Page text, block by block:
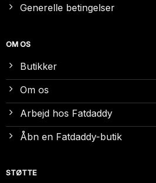
Generelle betingelser
OM OS
Butikker
Om os
Arbejd hos Fatdaddy
Åbn en Fatdaddy-butik
STØTTE